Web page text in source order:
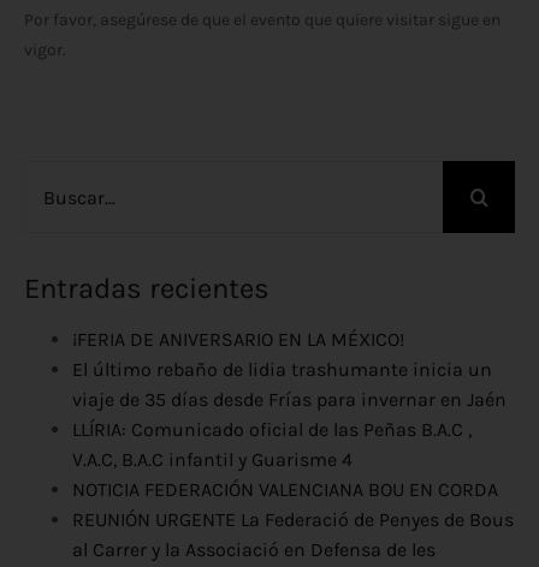
Por favor, asegúrese de que el evento que quiere visitar sigue en
vigor.
Entradas recientes
¡FERIA DE ANIVERSARIO EN LA MÉXICO!
El último rebaño de lidia trashumante inicia un
viaje de 35 días desde Frías para invernar en Jaén
LLÍRIA: Comunicado oficial de las Peñas B.A.C ,
V.A.C, B.A.C infantil y Guarisme 4
NOTICIA FEDERACIÓN VALENCIANA BOU EN CORDA
REUNIÓN URGENTE La Federació de Penyes de Bous
al Carrer y la Associació en Defensa de les